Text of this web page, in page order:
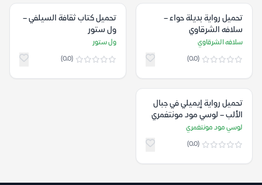
تحميل رواية بديلة حواء –
سلافه الشرقاوي
سلافه الشرقاوي
(0.0)
تحميل كتاب ثقافة السيلفي –
ول ستور
ول ستور
(0.0)
تحميل رواية إيميلي في جبال
الألب – لوسي مود مونتغمري
لوسي مود مونتغمري
(0.0)